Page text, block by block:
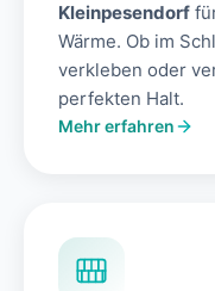
Kleinpesendorf
Wärme. Ob im
verkleben oder
perfekten Halt.
Mehr erfahren